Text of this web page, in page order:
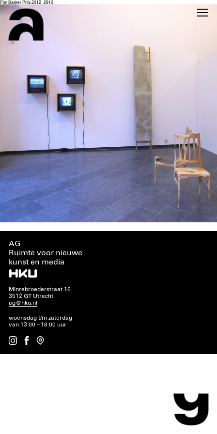
Piet Bakker Prijs 2012_2910
AG
Ruimte voor nieuwe
kunst en media
Minrebroederstraat 16
3512 GT Utrecht
ag@hku.nl
woensdag t/m zaterdag
van 13:00 – 18:00 uur